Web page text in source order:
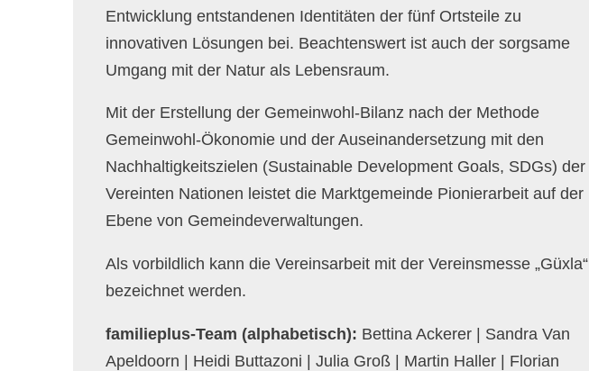
Entwicklung entstandenen Identitäten der fünf Ortsteile zu
innovativen Lösungen bei. Beachtenswert ist auch der sorgsame
Umgang mit der Natur als Lebensraum.
Mit der Erstellung der Gemeinwohl-Bilanz nach der Methode
Gemeinwohl-Ökonomie und der Auseinandersetzung mit den
Nachhaltigkeitszielen (Sustainable Development Goals, SDGs) der
Vereinten Nationen leistet die Marktgemeinde Pionierarbeit auf der
Ebene von Gemeindeverwaltungen.
Als vorbildlich kann die Vereinsarbeit mit der Vereinsmesse „Güxla“
bezeichnet werden.
familieplus-Team (alphabetisch): Bettina Ackerer | Sandra Van
Apeldoorn | Heidi Buttazoni | Julia Groß | Martin Haller | Florian